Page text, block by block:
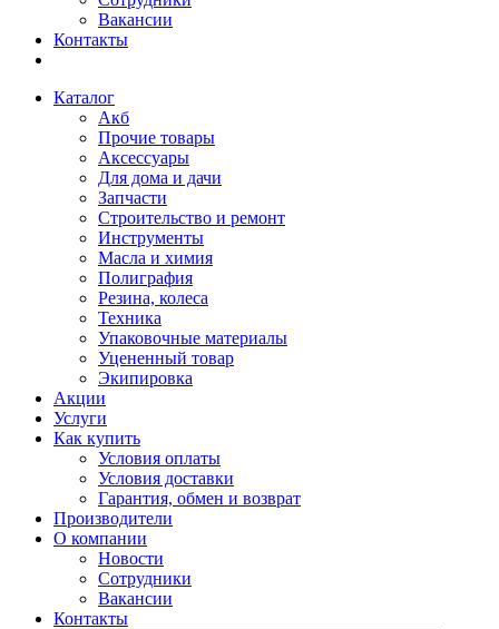
Вакансии
Контакты
Каталог
Акб
Прочие товары
Аксессуары
Для дома и дачи
Запчасти
Строительство и ремонт
Инструменты
Масла и химия
Полиграфия
Резина, колеса
Техника
Упаковочные материалы
Уцененный товар
Экипировка
Акции
Услуги
Как купить
Условия оплаты
Условия доставки
Гарантия, обмен и возврат
Производители
О компании
Новости
Сотрудники
Вакансии
Контакты